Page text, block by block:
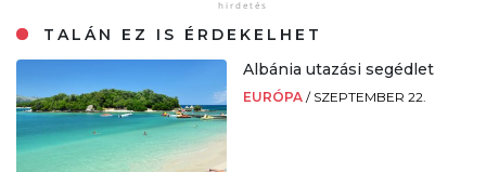
TALÁN EZ IS ÉRDEKELHET
Albánia utazási segédlet
EURÓPA / SZEPTEMBER 22.